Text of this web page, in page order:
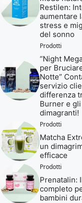
Restilen:
aumentare
stress e
del sonno
Prodotti
“Night
per
Notte”
servizio
differenza
Burner e
dimagranti!
Prodotti
Matcha
un
efficace
Prodotti
Prenatalin:
completo
bambini